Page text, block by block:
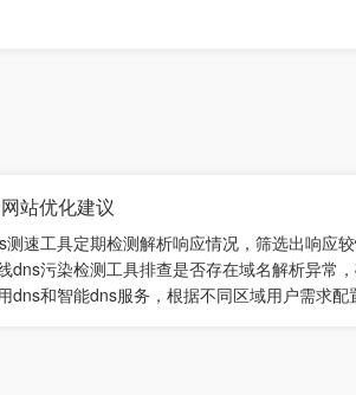
站优化建议
测速工具定期检测解析响应情况，筛选出响应
dns污染检测工具排查是否存在域名解析异常
dns和智能dns服务，根据不同区域用户需求